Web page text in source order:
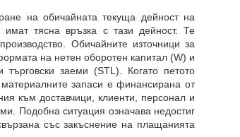
на обичайната текуща дейност на
тясна връзка с тази дейност. Те
Обичайните източници за
на нетен оборотен капитал (W) и
заеми (STL). Когато петото
запаси е финансирана от
към доставчици, клиенти, персонал и
Подобна ситуация означава недостиг
със закъснение на плащанията